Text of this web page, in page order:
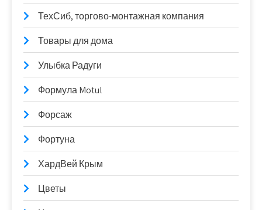
ТехСиб, торгово-монтажная компания
Товары для дома
Улыбка Радуги
Формула Motul
Форсаж
Фортуна
ХардВей Крым
Цветы